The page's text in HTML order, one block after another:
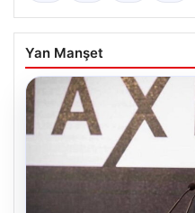
Yan Manşet